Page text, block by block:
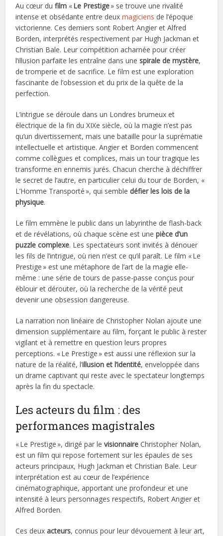
Au cœur dufilm «Le Prestige» se trouve une rivalité
intense et obsédante entre deuxmagiciens de l’époque
victorienne. Ces derniers sont Robert Angier et Alfred
Borden, interprétés respectivement par Hugh Jackman et
Christian Bale. Leur compétition acharnée pour créer
l’illusion parfaite les entraîne dans unespirale de mystère,
de tromperie et de sacrifice. Le film est une exploration
fascinante de l’obsession et du prix de la quête de la
perfection.
L’intrigue se déroule dans un Londres brumeux et
électrique de la fin du XIXe siècle, où la magie n’est pas
qu’un divertissement, mais une bataille pour la suprématie
intellectuelle et artistique. Angier et Borden commencent
comme collègues et complices, mais un tour tragique les
transforme en ennemis jurés. Chacun cherche à déchiffrer
le secret de l’autre, en particulier celui du tour de Borden, «
L’Homme Transporté », qui sembledéfier les lois de la
physique.
Le film emmène le public dans un labyrinthe de flash-back
et de révélations, où chaque scène est unepièce d’un
puzzle complexe. Les spectateurs sont invités à dénouer
les fils de l’intrigue, où rien n’est ce qu’il paraît. Le film « Le
Prestige » est une métaphore de l’art de la magie elle-
même : une série de tours de passe-passe conçus pour
éblouir et dérouter, où la recherche de la vérité peut
devenir une obsession dangereuse.
La narration non linéaire de Christopher Nolan ajoute une
dimension supplémentaire au film, forçant le public à rester
vigilant et à remettre en question leurs propres
perceptions. « Le Prestige » est aussi une réflexion sur la
nature de la réalité, l’illusion et l’identité, enveloppée dans
un drame captivant qui reste avec le spectateur longtemps
après la fin du spectacle.
Les acteurs du film : des
performances magistrales
« Le Prestige », dirigé par levisionnaire Christopher Nolan,
est un film qui repose fortement sur les épaules de ses
acteurs principaux, Hugh Jackman et Christian Bale. Leur
interprétation est au cœur de l’expérience
cinématographique, apportant une profondeur et une
intensité à leurs personnages respectifs, Robert Angier et
Alfred Borden.
Ces deuxacteurs, connus pour leur dévouement à leur art,